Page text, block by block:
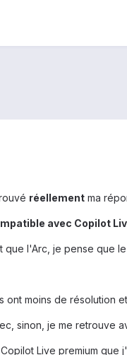
réellement ma
avec Copilot
l'Arc, je pense que
ont moins de résolution
sinon, je me retrouve
Live premium que